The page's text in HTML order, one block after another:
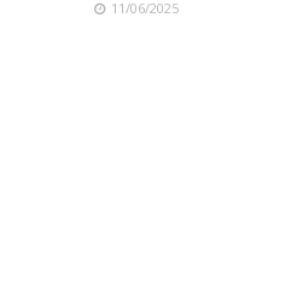
11/06/2025